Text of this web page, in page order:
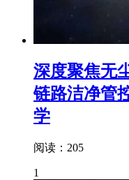
深度聚焦无
链路洁净管
学
阅读：205
1